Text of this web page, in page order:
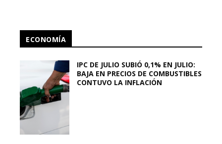
ECONOMÍA
IPC DE JULIO SUBIÓ 0,1% EN JULIO:
BAJA EN PRECIOS DE COMBUSTIBLES
CONTUVO LA INFLACIÓN